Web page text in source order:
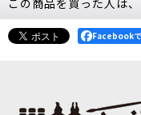
ナル 日本
8,800円(税
ー」スト
設定、ゲ
Facebook